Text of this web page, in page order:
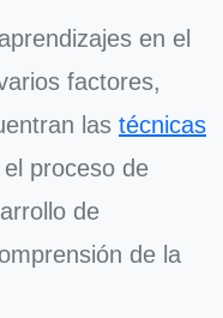
en el
factores,
las técnicas
proceso de
de
de la